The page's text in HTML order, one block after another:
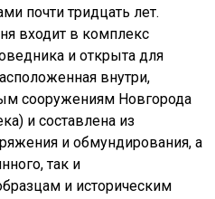
почти тридцать лет.
входит в комплекс
и открыта для
внутри,
сооружениям Новгорода
и составлена из
и обмундирования, а
так и
и историческим